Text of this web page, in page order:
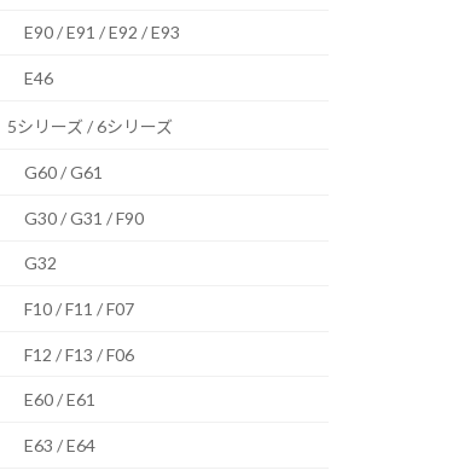
E90 / E91 / E92 / E93
E46
5シリーズ / 6シリーズ
G60 / G61
G30 / G31 / F90
G32
F10 / F11 / F07
F12 / F13 / F06
E60 / E61
E63 / E64